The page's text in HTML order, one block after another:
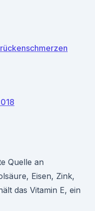
Quelle an
Eisen, Zink,
das Vitamin E, ein